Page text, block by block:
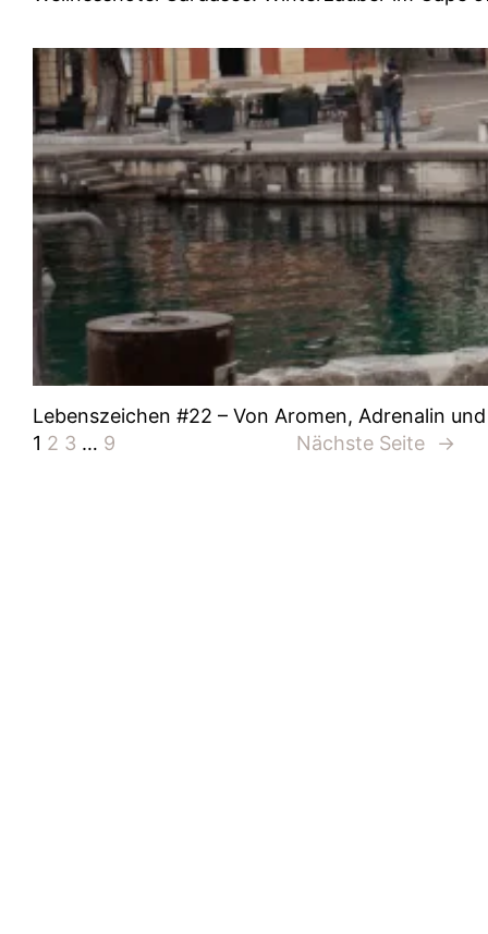
Lebenszeichen #22 – Von Aromen, Adrenalin
1 2 3 … 9 Nächste Seite →